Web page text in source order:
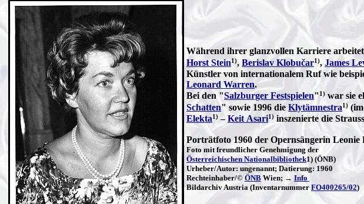
Während ihrer glanzvollen Karriere
Horst Stein1), Berislav Klobučar1), James
Künstler von internationalem Ruf wie
Leonard Warren.
Bei den "Salzburger Festspielen" 1) war sie
Schatten" sowie 1996 dieKlytämnestra1)(im
Elekta1) –Keit Asari1) inszenierte die
Porträtfoto 1960 der Opernsängerin Leonie
Foto mit freundlicher Genehmigung der
Österreichischen Nationalbibliothek1) (ÖNB)
Urheber/Autor: ungenannt; Datierung: 1960
Rechteinhaber/©ÖNB Wien; → Info
Bildarchiv Austria (Inventarnummer FO400265/02)